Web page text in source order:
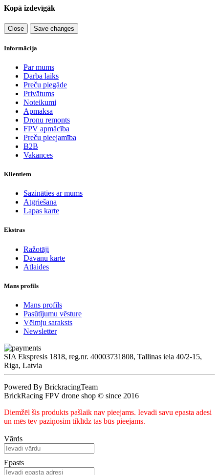
Kopā izdevīgāk
Close Save changes
Informācija
Par mums
Darba laiks
Preču piegāde
Privātums
Noteikumi
Apmaksa
Dronu remonts
FPV apmācība
Preču pieejamība
B2B
Vakances
Klientiem
Sazināties ar mums
Atgriešana
Lapas karte
Ekstras
Ražotāji
Dāvanu karte
Atlaides
Mans profils
Mans profils
Pasūtījumu vēsture
Vēlmju saraksts
Newsletter
SIA Ekspresis 1818, reg.nr. 40003731808, Tallinas iela 40/2-15,
Riga, Latvia
Powered By BrickracingTeam
BrickRacing FPV drone shop © since 2016
Diemžēl šis produkts pašlaik nav pieejams. Ievadi savu epasta adesi
un mēs tev paziņosim tiklīdz tas būs pieejams.
Vārds
Epasts